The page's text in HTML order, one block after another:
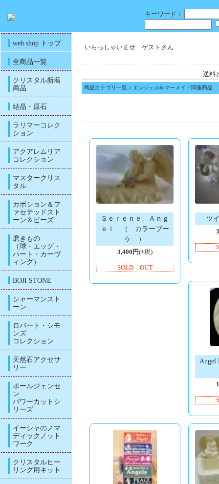
キーワード：
web shop トップ
全商品一覧
クリスタル新着
商品
結晶・原石
ラリマーコレク
ション
アクアレムリア
コレクション
マスタークリス
タル
カボション＆フ
ァセテッドスト
ーン＆ビーズ
磨きもの
（球・エッグ・
ハート・カーヴ
ィング）
BOJI STONE
シャーマンスト
ーン
ロバート・シモ
ンズ
コレクション
天然石アクセサ
リー
ポールジェンセ
ン
パワーカットシ
リーズ
イーシャのノマ
ディックノット
ワーク
クリスタルヒー
リング用キット
いらっしゃいませ ゲストさん
送料
商品カテゴリ一覧 > エンジェル&マーメイド関連商品
Ｓｅｒｅｎｅ Ａｎｇ
ｅｌ （ カラーブー
ケ ）
3,400円(+税)
SOLD OUT
ツ
Angel